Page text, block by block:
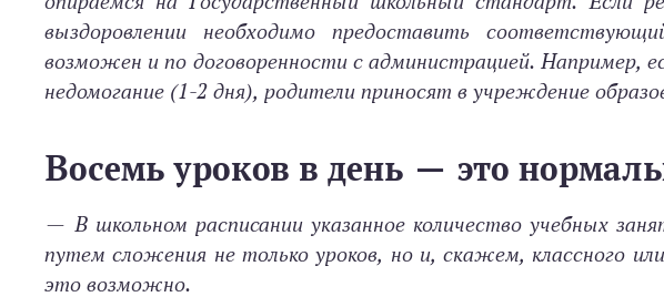
выздоровлении необходимо предоставить
возможен и по договоренности с администрацией. Например,
недомогание (1-2 дня), родители приносят в учреждение
Восемь уроков в день — это
— В школьном расписании указанное количество учебных
путем сложения не только уроков, но и, скажем, классного
это возможно.